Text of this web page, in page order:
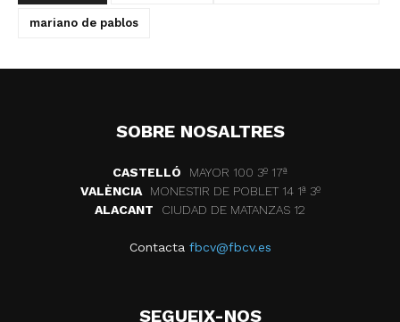
mariano de pablos
SOBRE NOSALTRES
CASTELLÓ
MAYOR 100 3º 17ª
VALÈNCIA
MONESTIR DE POBLET 14 1ª 3º
ALACANT
CIUDAD DE MATANZAS 12
Contacta fbcv@fbcv.es
SEGUEIX-NOS